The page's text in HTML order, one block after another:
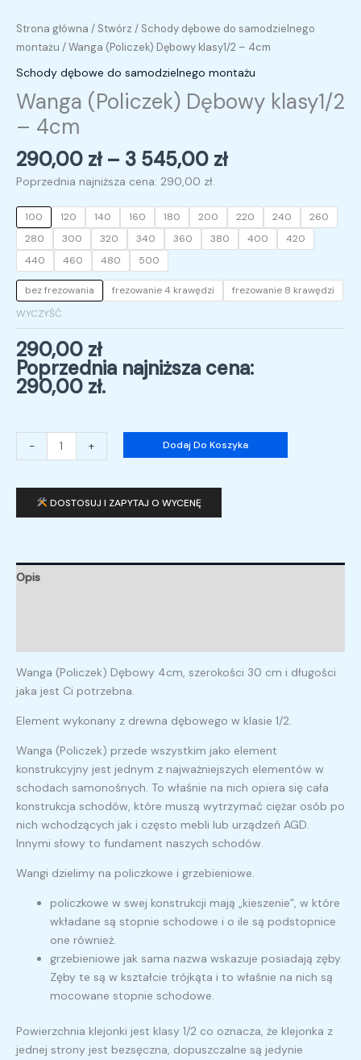
Strona główna / Stwórz / Schody dębowe do samodzielnego
montażu / Wanga (Policzek) Dębowy klasy1/2 – 4cm
Schody dębowe do samodzielnego montażu
Wanga (Policzek) Dębowy klasy1/2
– 4cm
290,00 zł – 3 545,00 zł
Poprzednia najniższa cena: 290,00 zł
100 120 140 160 180 200 220 240
260
280
300 320 340 360 380 400
420
440
460 480 500
bez frezowania frezowanie 4 krawędzi
frezowanie 8 krawędzi
WYCZYŚĆ
290,00 zł
Poprzednia najniższa cena:
290,00 zł.
- + Dodaj Do Koszyka
DOSTOSUJ I ZAPYTAJ O WYCENĘ
Opis
Wanga (Policzek) Dębowy 4cm, szerokości 30 cm i długości
jaka jest Ci potrzebna.
Element wykonany z drewna dębowego w klasie 1/2.
Wanga (Policzek) przede wszystkim jako element
konstrukcyjny jest jednym z najważniejszych elementów w
schodach samonośnych. To właśnie na nich opiera się cała
konstrukcja schodów, które muszą wytrzymać ciężar osób po
nich wchodzących jak i często mebli lub urządzeń AGD.
Innymi słowy to fundament naszych schodów.
Wangi dzielimy na policzkowe i grzebieniowe.
policzkowe w swej konstrukcji mają „kieszenie”, w które
wkładane są stopnie schodowe i o ile są podstopnice
one również.
grzebieniowe jak sama nazwa wskazuje posiadają zęby.
Zęby te są w kształcie trójkąta i to właśnie na nich są
mocowane stopnie schodowe.
Powierzchnia klejonki jest klasy 1/2 co oznacza, że klejonka z
jednej strony jest bezsęczna, dopuszczalne są jedynie